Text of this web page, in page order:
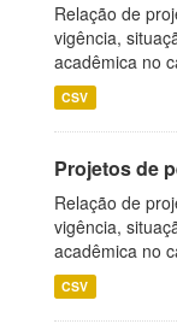
Relação de
vigência,
acadêmica no
CSV
Projetos de
Relação de
vigência,
acadêmica no
CSV